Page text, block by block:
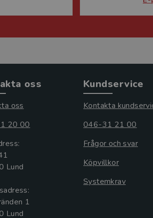
oss
oss
20 00
Lund
1
Kundservice
Kontakta
046-31 21 00
Frågor och svar
Köpvillkor
Systemkrav